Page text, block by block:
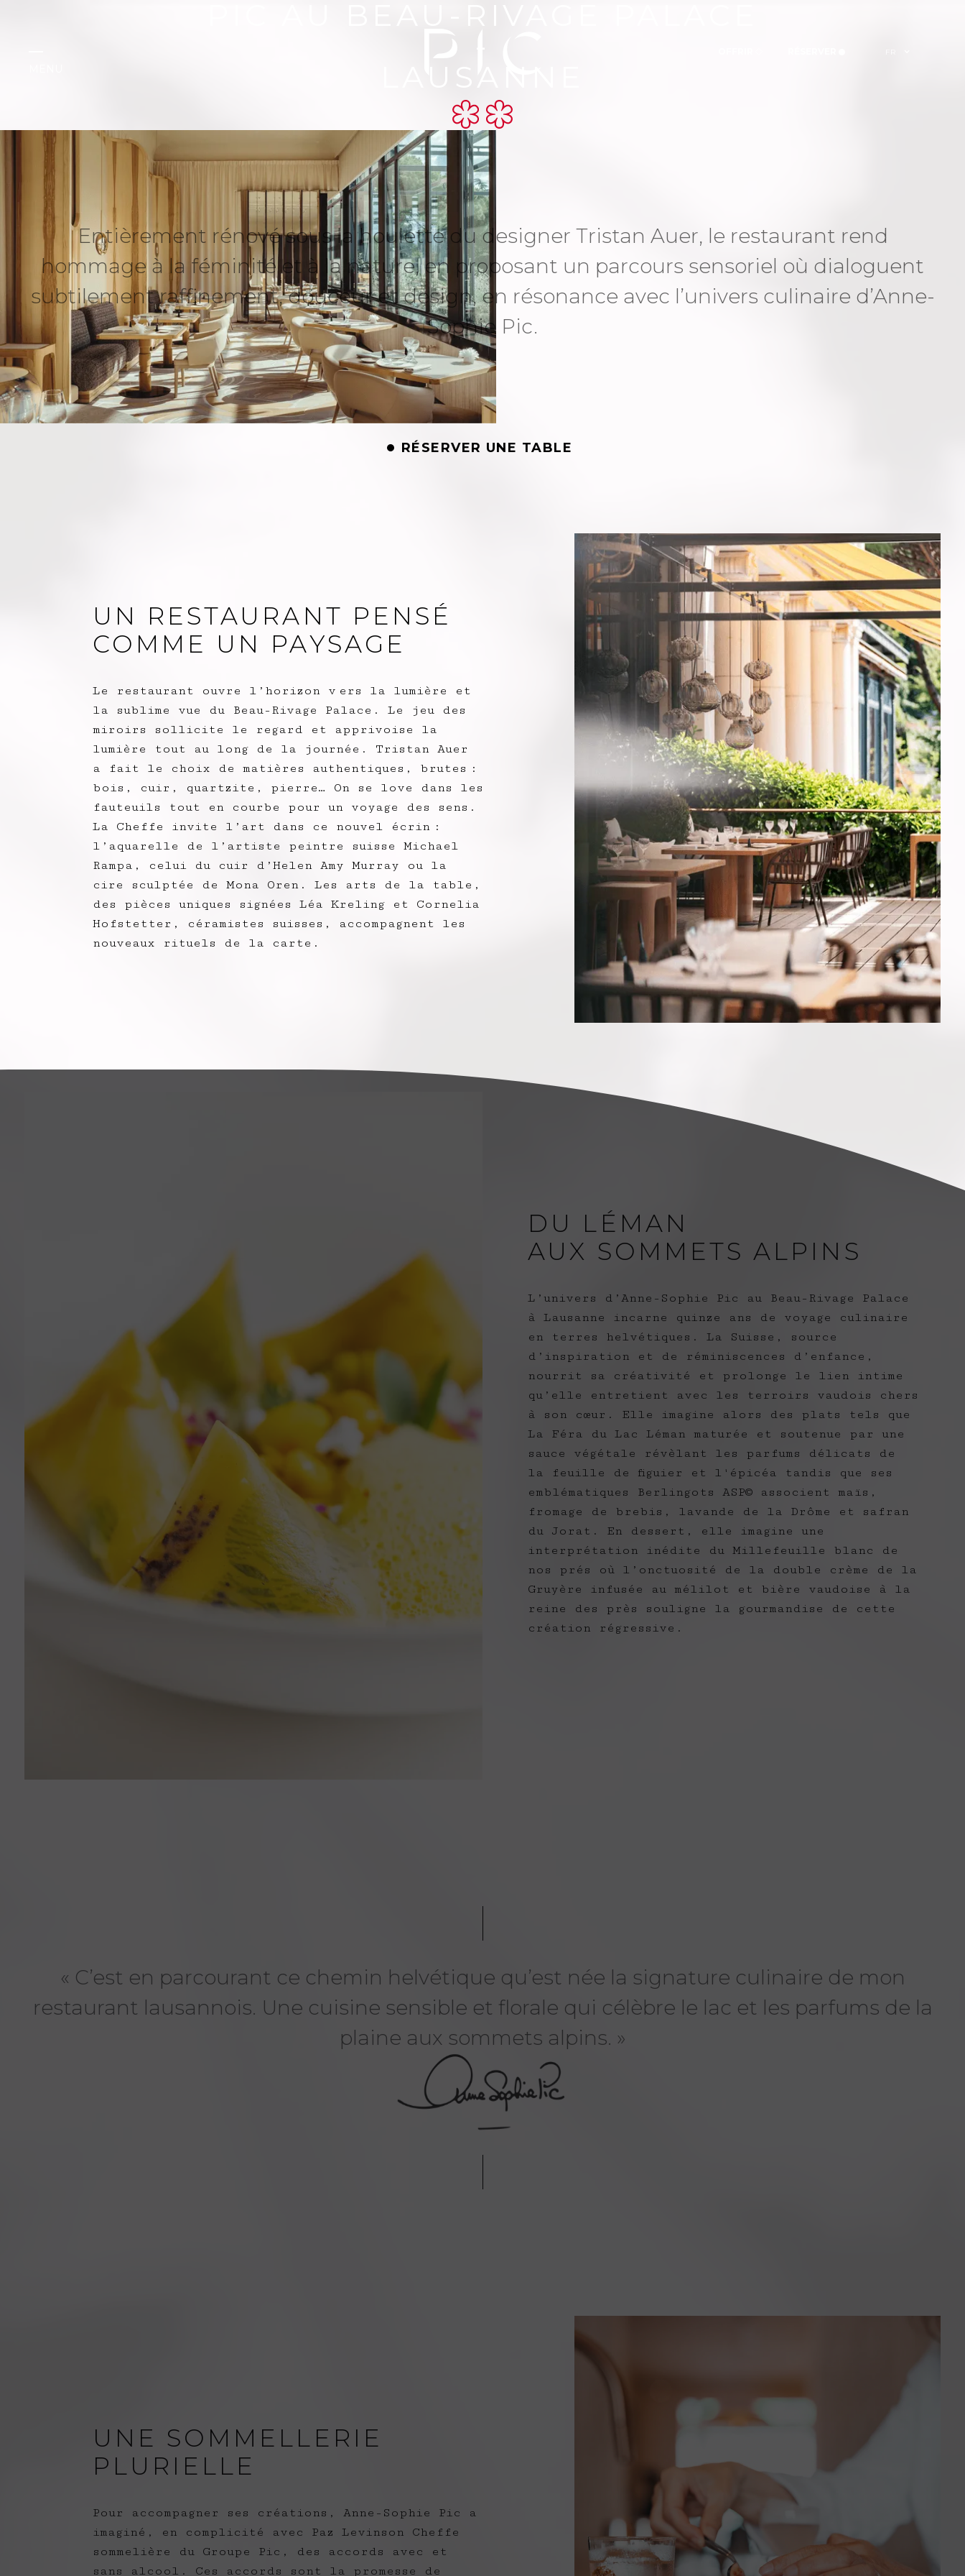
Entièrement rénové sous la houlette du designer Tristan Auer, le restaurant rend
hommage à la féminité et à la nature, en proposant un parcours sensoriel où dialoguent
subtilement raffinement, douceur et design, en résonance avec l’univers culinaire d’Anne-
Sophie Pic.
RÉSERVER UNE TABLE
UN RESTAURANT PENSÉ
COMME UN PAYSAGE
Le restaurant ouvre l’horizon v ers la lumière et
la sublime vue du Beau-Rivage Palace. Le jeu des
miroirs sollicite le regard et apprivoise la
lumière tout au long de la journée. Tristan Auer
a fait le choix de matières authentiques, brutes :
bois, cuir, quartzite, pierre… On se love dans les
fauteuils tout en courbe pour un voyage des sens.
La Cheffe invite l’art dans ce nouvel écrin :
l’aquarelle de l’artiste peintre suisse Michael
Rampa, celui du cuir d’Helen Amy Murray ou la
cire sculptée de Mona Oren. Les arts de la table,
des pièces uniques signées Léa Kreling et Cornelia
Hofstetter, céramistes suisses, accompagnent les
nouveaux rituels de la carte.
DU LÉMAN
AUX SOMMETS ALPINS
L’univers d’Anne-Sophie Pic au Beau-Rivage Palace
à Lausanne incarne quinze ans de voyage culinaire
en terres helvétiques. La Suisse, source
d’inspiration et de réminiscences d’enfance,
nourrit sa créativité et prolonge le lien intime
qu’elle entretient avec les terroirs vaudois chers
à son cœur. Elle imagine alors des plats tels que
La Féra du Lac Léman maturée et soutenue par une
sauce végétale révèlant les parfums délicats de
la feuille de figuier et l'épicéa tandis que ses
emblématiques Berlingots ASP© associent maïs,
fromage de brebis, lavande de la Drôme et safran
du Jorat. En dessert, elle imagine une
interprétation inédite du Millefeuille blanc de
nos prés où l’onctuosité de la double crème de la
Gruyère infusée au mélilot et bière vaudoise à la
reine des près souligne la gourmandise de cette
création régressive.
« C’est en parcourant ce chemin helvétique qu’est née la signature culinaire de mon
restaurant lausannois. Une cuisine sensible et florale qui célèbre le lac et les parfums de la
plaine aux sommets alpins. »
UNE SOMMELLERIE
PLURIELLE
Pour accompagner ses créations, Anne-Sophie Pic a
imaginé, en complicité avec Paz Levinson Cheffe
sommelière du Groupe Pic, des accords avec et
sans alcool. Ces accords sont la promesse de